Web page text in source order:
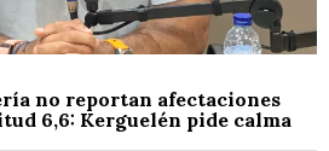
no reportan afectaciones
6,6: Kerguelén pide calma